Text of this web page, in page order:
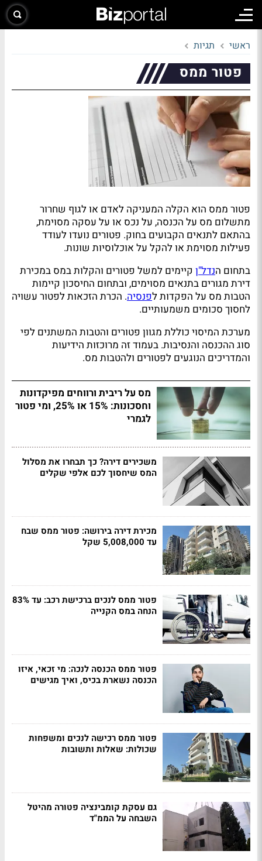
ראשי תגיות
פטור ממס
פטור ממס הוא הקלה המעניקה לאדם או לגוף שחרור
מתשלום מס על הכנסה, על נכס או על עסקה מסוימת,
בהתאם לתנאים הקבועים בחוק. פטורים נועדו לעודד
פעילות מסוימת או להקל על אוכלוסיות שונות.
בתחום הנדל"ן קיימים למשל פטורים והקלות במס במכירת
דירת מגורים בתנאים מסוימים, ובתחום החיסכון קיימות
הטבות מס על הפקדות לפנסיה. הכרת הזכאות לפטור עשויה
לחסוך סכומים משמעותיים.
מערכת המיסוי כוללת מגוון פטורים והטבות המשתנים לפי
סוג ההכנסה והנסיבות. בעמוד זה מרוכזות הידיעות
והמדריכים הנוגעים לפטורים ולהטבות מס.
מס על ריבית ורווחים מפיקדונות
וחסכונות: 15% או 25%, ומי פטור
לגמרי
משכירים דירה? כך תבחרו את מסלול
המס שיחסוך לכם אלפי שקלים
מכירת דירה בירושה: פטור ממס שבח
עד 5,008,000 שקל
פטור ממס לנכים ברכישת רכב: עד 83%
הנחה במס הקנייה
פטור ממס הכנסה לנכה: מי זכאי, איזו
הכנסה נשארת בכיס, ואיך מגישים
פטור ממס רכישה לנכים ומשפחות
שכולות: שאלות ותשובות
גם עסקת קומבינציה פטורה מהיטל
השבחה על הממ"ד